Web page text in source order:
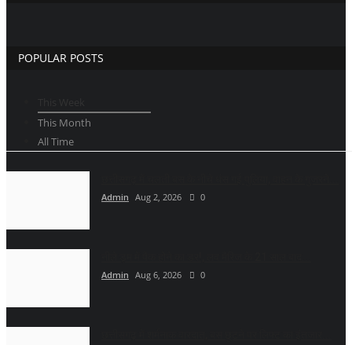
POPULAR POSTS
This Month
All Time
Admin Aug 2, 2026 0
Admin Aug 6, 2026 0